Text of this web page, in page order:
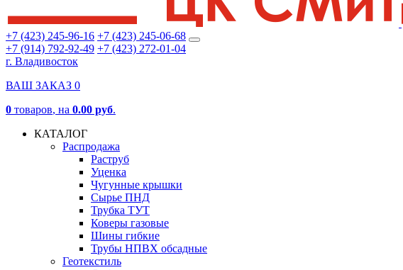
+7 (423) 245-96-16 +7 (423) 245-06-68
+7 (914) 792-92-49 +7 (423) 272-01-04
г. Владивосток
ВАШ ЗАКАЗ 0
0 товаров, на 0.00 руб.
КАТАЛОГ
Распродажа
Раструб
Уценка
Чугунные крышки
Сырье ПНД
Трубка ТУТ
Коверы газовые
Шины гибкие
Трубы НПВХ обсадные
Геотекстиль